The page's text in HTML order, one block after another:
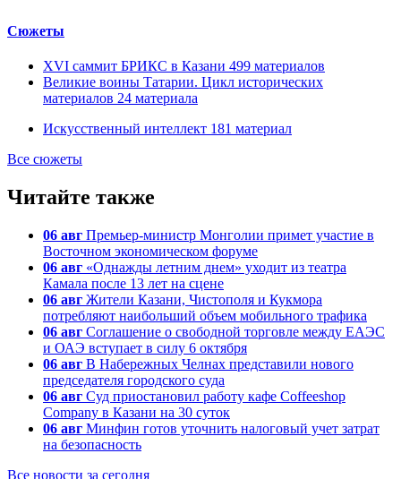
Сюжеты
XVI саммит БРИКС в Казани 499 материалов
Великие воины Татарии. Цикл исторических
материалов 24 материала
Искусственный интеллект 181 материал
Все сюжеты
Читайте также
06 авг Премьер-министр Монголии примет участие в
Восточном экономическом форуме
06 авг «Однажды летним днем» уходит из театра
Камала после 13 лет на сцене
06 авг Жители Казани, Чистополя и Кукмора
потребляют наибольший объем мобильного трафика
06 авг Соглашение о свободной торговле между ЕАЭС
и ОАЭ вступает в силу 6 октября
06 авг В Набережных Челнах представили нового
председателя городского суда
06 авг Суд приостановил работу кафе Coffeeshop
Company в Казани на 30 суток
06 авг Минфин готов уточнить налоговый учет затрат
на безопасность
Все новости за сегодня